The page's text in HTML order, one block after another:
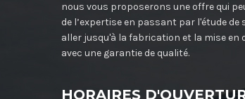
nous vous proposerons une offre qui
de l’expertise en passant par l'étude
aller jusqu'à la fabrication et la mise en
avec une garantie de qualité.
HORAIRES